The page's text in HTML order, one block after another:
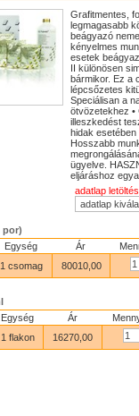
Grafitmentes,
legmagasabb
beágyazó
kényelmes
esetek
II különösen
bármikor. Ez a
lépcsőzetes
Speciálisan a
ötvözetekhez
illeszkedést
hidak esetében
Hosszabb
ügyelve.
eljáráshoz
adatlap
por)
Egység Ár
1 csomag 80010,00
Egység Ár
1 flakon 16270,00